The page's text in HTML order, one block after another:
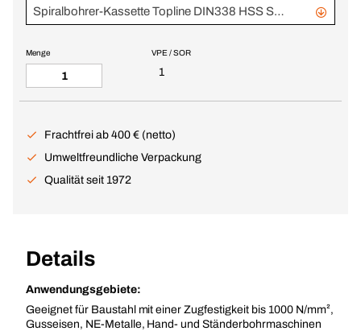
Spiralbohrer-Kassette Topline DIN338 HSS SP 1-10 mm, 19-teilig
VPE / SOR
1
Menge
Frachtfrei ab 400 € (netto)
Umweltfreundliche Verpackung
Qualität seit 1972
Details
Anwendungsgebiete:
Geeignet für Baustahl mit einer Zugfestigkeit bis 1000 N/mm²,
Gusseisen, NE-Metalle, Hand- und Ständerbohrmaschinen